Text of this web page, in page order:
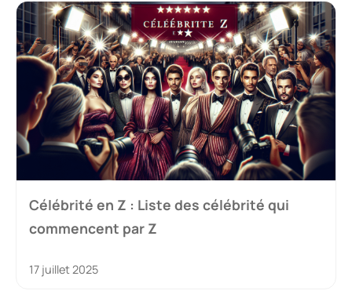
Célébrité en Z : Liste des célébrité qui
commencent par Z
17 juillet 2025